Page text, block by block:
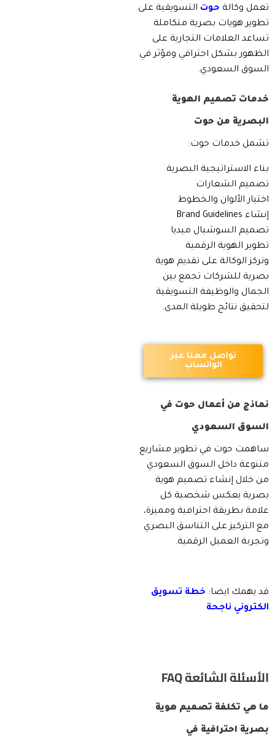
تعمل وكالة حوت التسويقية على
تطوير هويات بصرية متكاملة
تساعد العلامات التجارية على
الظهور بشكل احترافي ومؤثر في
السوق السعودي.
خدمات تصميم الهوية
البصرية من حوت
تشمل خدمات حوت:
بناء الاستراتيجية البصرية
تصميم الشعارات
اختيار الألوان والخطوط
إنشاء Brand Guidelines
تصميم السوشيال ميديا
تطوير الهوية الرقمية
وتركز الوكالة على تقديم هوية
بصرية للشركات تجمع بين
الجمال والوظيفة التسويقية
لتحقيق نتائج طويلة المدى.
تواصل معنا عبر
الواتساب
نماذج من أعمال حوت في
السوق السعودي
ساهمت حوت في تطوير مشاريع
متنوعة داخل السوق السعودي
من خلال إنشاء تصميم هوية
بصرية يعكس شخصية كل
علامة بطريقة احترافية ومميزة،
مع التركيز على التناسق البصري
وتجربة العميل الرقمية.
قد يهمك ايضا: خطة تسويق
الكتروني ناجحة
الأسئلة الشائعة FAQ
ما هي تكلفة تصميم هوية
بصرية احترافية في